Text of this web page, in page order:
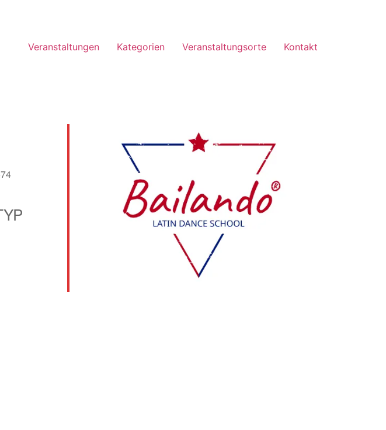
Veranstaltungen Kategorien Veranstaltungsorte Kontakt
Office 365